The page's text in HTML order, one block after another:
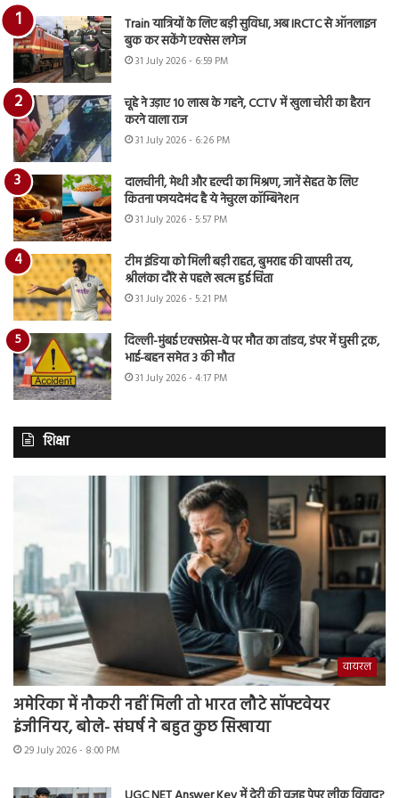
Train यात्रियों के लिए बड़ी सुविधा, अब IRCTC से ऑनलाइन
बुक कर सकेंगे एक्सेस लगेज
31 July 2026 - 6:59 PM
चूहे ने उड़ाए 10 लाख के गहने, CCTV में खुला चोरी का हैरान
करने वाला राज
31 July 2026 - 6:26 PM
दालचीनी, मेथी और हल्दी का मिश्रण, जानें सेहत के लिए
कितना फायदेमंद है ये नेचुरल कॉम्बिनेशन
31 July 2026 - 5:57 PM
टीम इंडिया को मिली बड़ी राहत, बुमराह की वापसी तय,
श्रीलंका दौरे से पहले खत्म हुई चिंता
31 July 2026 - 5:21 PM
दिल्ली-मुंबई एक्सप्रेस-वे पर मौत का तांडव, डंपर में घुसी ट्रक,
भाई-बहन समेत 3 की मौत
31 July 2026 - 4:17 PM
शिक्षा
वायरल
अमेरिका में नौकरी नहीं मिली तो भारत लौटे सॉफ्टवेयर
इंजीनियर, बोले- संघर्ष ने बहुत कुछ सिखाया
29 July 2026 - 8:00 PM